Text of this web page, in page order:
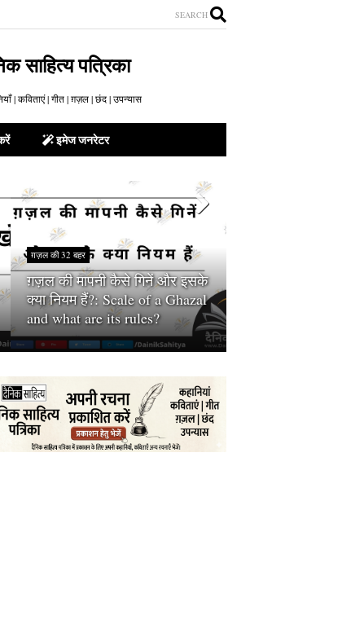
SEARCH
साहित्य पत्रिका
| कविताएं | गीत | ग़ज़ल | छंद | उपन्यास
इमेज जनरेटर
ग़ज़ल की 32 बहर
ग़ज़ल की मापनी कैसे गिनें और इसके
क्या नियम हैं?: Scale of a Ghazal
and what are its rules?